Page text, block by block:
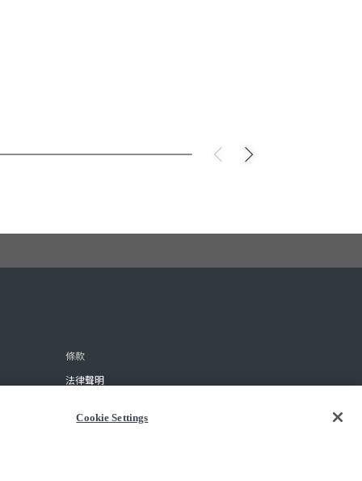
條款
法律聲明
Cookie Settings